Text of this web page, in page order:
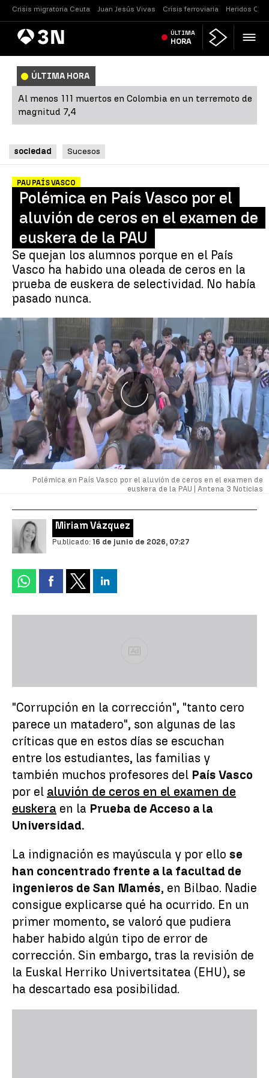
Crisis migratoria Ceuta Juan Jesús Vivas Crisis ferroviaria Heridos
AntenaNoticias ÚLTIMA
HORA
ÚLTIMA HORA
Al menos 111 muertos en Colombia en un terremoto de
magnitud 7,4
sociedad Sucesos
PAU PAÍS VASCO
Polémica en País Vasco por el
aluvión de ceros en el examen de
euskera de la PAU
Se quejan los alumnos porque en el País
Vasco ha habido una oleada de ceros en la
prueba de euskera de selectividad. No había
pasado nunca.
Polémica en País Vasco por el aluvión de ceros en el examen de
euskera de la PAU | Antena 3 Noticias
Miriam Vázquez
Publicado: 16 de junio de 2026, 07:27
Ad
"Corrupción en la corrección", "tanto cero
parece un matadero", son algunas de las
críticas que en estos días se escuchan
entre los estudiantes, las familias y
también muchos profesores del País Vasco
por el aluvión de ceros en el examen de
euskera en la Prueba de Acceso a la
Universidad.
La indignación es mayúscula y por ello se
han concentrado frente a la facultad de
ingenieros de San Mamés, en Bilbao. Nadie
consigue explicarse qué ha ocurrido. En un
primer momento, se valoró que pudiera
haber habido algún tipo de error de
corrección. Sin embargo, tras la revisión de
la Euskal Herriko Univertsitatea (EHU), se
ha descartado esa posibilidad.